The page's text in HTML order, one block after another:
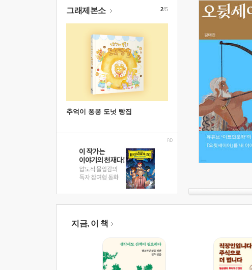
그래제본소
추억이 퐁퐁 도넛 빵집
2/5
지금, 이 책